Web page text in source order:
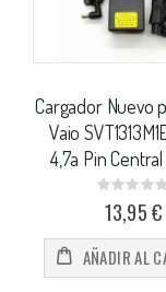
Cargador Nuevo
Vaio
4,7a Pin Central
Rating:
0%13,95 €
AÑADIR AL